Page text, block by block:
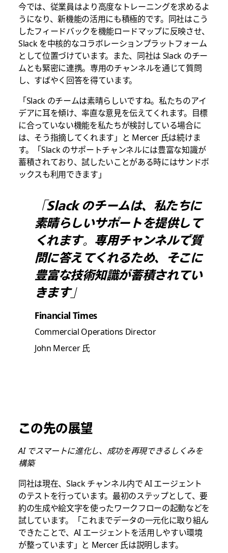
今では、従業員はより高度なトレーニングを求めるよ
うになり、新機能の活用にも積極的です。同社はこう
したフィードバックを機能ロードマップに反映させ、
Slack を中核的なコラボレーションプラットフォーム
として位置づけています。また、同社は Slack のチー
ムとも緊密に連携。専用のチャンネルを通じて質問
し、すばやく回答を得ています。
「Slack のチームは素晴らしいですね。私たちのアイ
デアに耳を傾け、率直な意見を伝えてくれます。目標
に合っていない機能を私たちが検討している場合に
は、そう指摘してくれます」と Mercer 氏は続けま
す。「Slack のサポートチャンネルには豊富な知識が
蓄積されており、試したいことがある時にはサンドボ
ックスも利用できます」
「Slack のチームは、私たちに
素晴らしいサポートを提供して
くれます。専用チャンネルで質
問に答えてくれるため、そこに
豊富な技術知識が蓄積されてい
きます」
Financial Times
Commercial Operations Director
John Mercer 氏
この先の展望
AI でスマートに進化し、成功を再現できるしくみを
構築
同社は現在、Slack チャンネル内で AI エージェント
のテストを行っています。最初のステップとして、要
約の生成や絵文字を使ったワークフローの起動などを
試しています。「これまでデータの一元化に取り組ん
できたことで、AI エージェントを活用しやすい環境
が整っています」と Mercer 氏は説明します。